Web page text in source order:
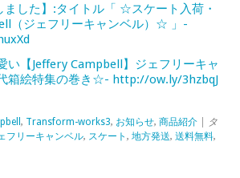
ました】:タイトル「 ☆スケート入荷・
（ジェフリーキャンベル）☆ 」-
い【Jeffery Campbell】ジェフリーキャ
箱絵特集の巻き☆- http://ow.ly/3hzbqJ
, Transform-works3, お知らせ, 商品紹介 | タ
フリーキャンベル, スケート , 地方発送, 送料無料,